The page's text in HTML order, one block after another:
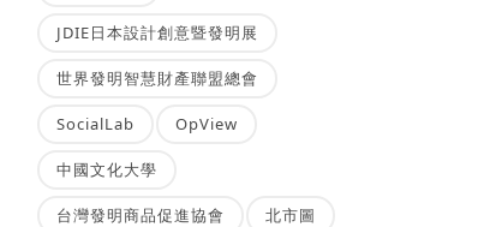
JDIE日本設計創意暨發明展
世界發明智慧財產聯盟總會
SocialLab OpView
中國文化大學
台灣發明商品促進協會 北市圖